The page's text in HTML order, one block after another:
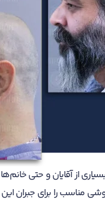
از آقایان و حتی
مناسب را برای جبران